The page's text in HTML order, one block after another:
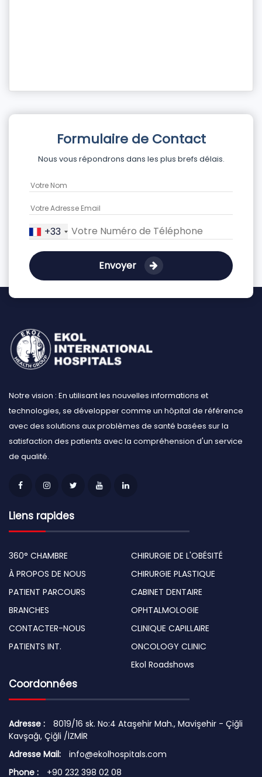
Formulaire de Contact
Nous vous répondrons dans les plus brefs délais.
+33
Envoyer
Notre vision : En utilisant les nouvelles informations et
technologies, se développer comme un hôpital de référence
avec des solutions aux problèmes de santé basées sur la
satisfaction des patients avec la compréhension d'un service
de qualité.
Liens rapides
360° CHAMBRE
À PROPOS DE NOUS
PATIENT PARCOURS
BRANCHES
CONTACTER-NOUS
PATIENTS INT.
CHIRURGIE DE L'OBÉSITÉ
CHIRURGIE PLASTIQUE
CABINET DENTAIRE
OPHTALMOLOGIE
CLINIQUE CAPILLAIRE
ONCOLOGY CLINIC
Ekol Roadshows
Coordonnées
Adresse :
8019/16 sk. No:4 Ataşehir Mah., Mavişehir - Çiğli
Kavşağı, Çiğli /İZMİR
Adresse Mail:
info@ekolhospitals.com
Phone :
+90 232 398 02 08